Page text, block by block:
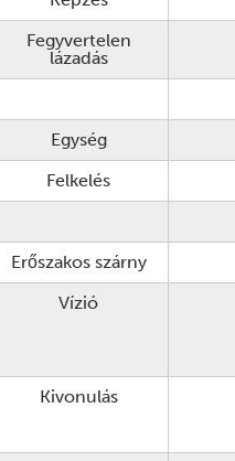
Fegyvertelen
lázadás
Egység
Felkelés
Erőszakos szárny
Vízió
Kivonulás